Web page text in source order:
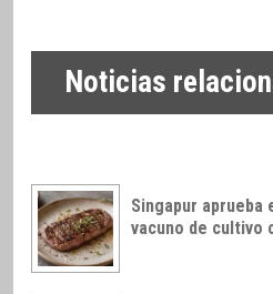
Noticias
Singapur
vacuno de cultivo